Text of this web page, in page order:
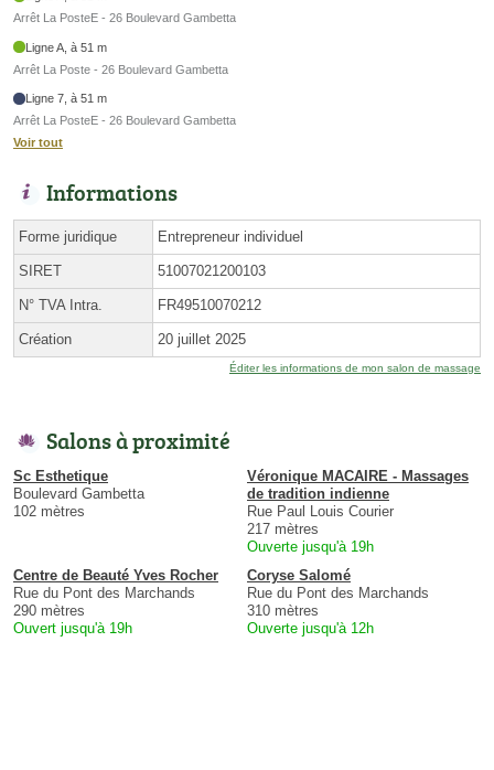
Arrêt La PosteE - 26 Boulevard Gambetta
Ligne A, à 51 m
Arrêt La Poste - 26 Boulevard Gambetta
Ligne 7, à 51 m
Arrêt La PosteE - 26 Boulevard Gambetta
Voir tout
Informations
Forme juridique Entrepreneur individuel
SIRET 51007021200103
N° TVA Intra. FR49510070212
Création 20 juillet 2025
Éditer les informations de mon salon de massage
Salons à proximité
Sc Esthetique
Boulevard Gambetta
102 mètres
Véronique MACAIRE - Massages
de tradition indienne
Rue Paul Louis Courier
217 mètres
Ouverte jusqu'à 19h
Centre de Beauté Yves Rocher
Rue du Pont des Marchands
290 mètres
Ouvert jusqu'à 19h
Coryse Salomé
Rue du Pont des Marchands
310 mètres
Ouverte jusqu'à 12h